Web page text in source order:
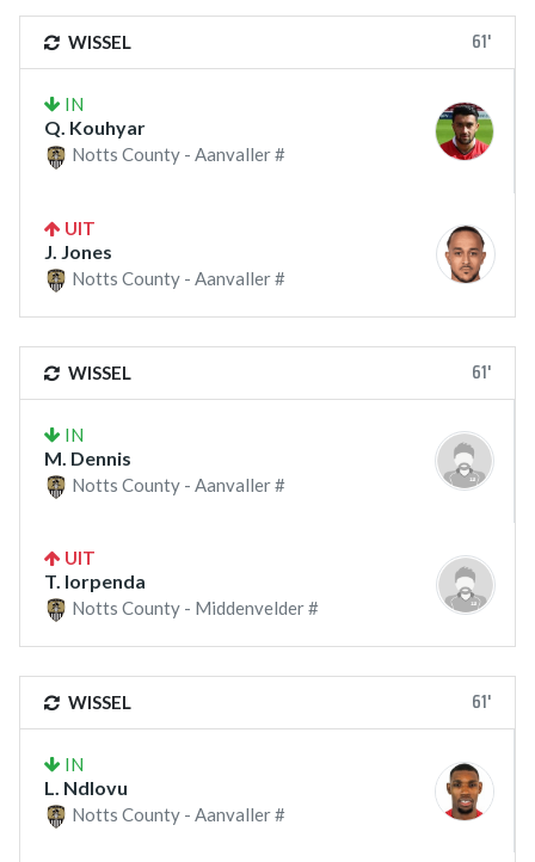
WISSEL 61'
IN
Q. Kouhyar
Notts County - Aanvaller #
UIT
J. Jones
Notts County - Aanvaller #
WISSEL 61'
IN
M. Dennis
Notts County - Aanvaller #
UIT
T. Iorpenda
Notts County - Middenvelder #
WISSEL 61'
IN
L. Ndlovu
Notts County - Aanvaller #